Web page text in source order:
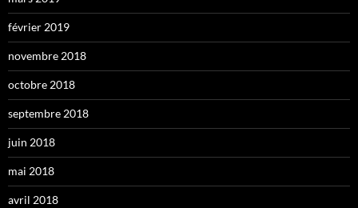
février 2019
novembre 2018
octobre 2018
septembre 2018
juin 2018
mai 2018
avril 2018